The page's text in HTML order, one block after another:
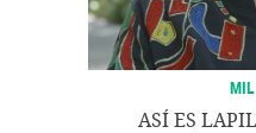
MIL
ASÍ ES